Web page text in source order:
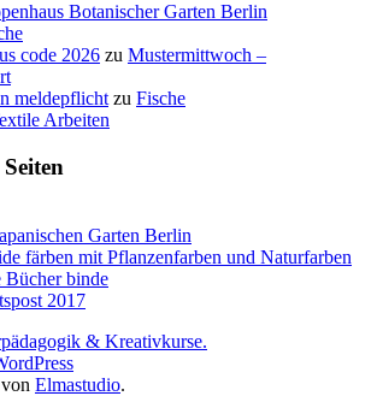
Botanischer Garten Berlin
code 2026 zu Mustermittwoch –
meldepflichtzu Fische
Arbeiten
Garten Berlin
färben mit Pflanzenfarben und Naturfarben
Bücher binde
2017
& Kreativkurse.
Elmastudio.